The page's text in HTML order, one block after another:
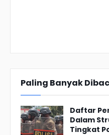
Paling Banyak
Daftar
Dalam
Tingkat